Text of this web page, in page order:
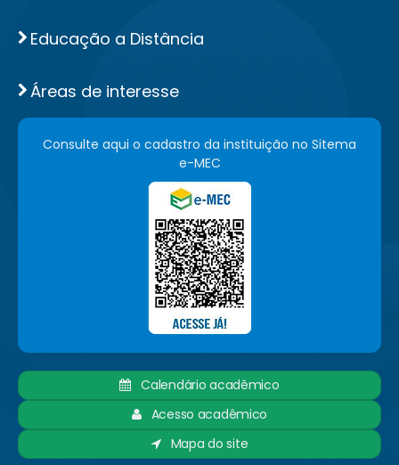
Educação a Distância
Áreas de interesse
Consulte aqui o cadastro da instituição no Sitema
e-MEC
Calendário acadêmico
Acesso acadêmico
Mapa do site